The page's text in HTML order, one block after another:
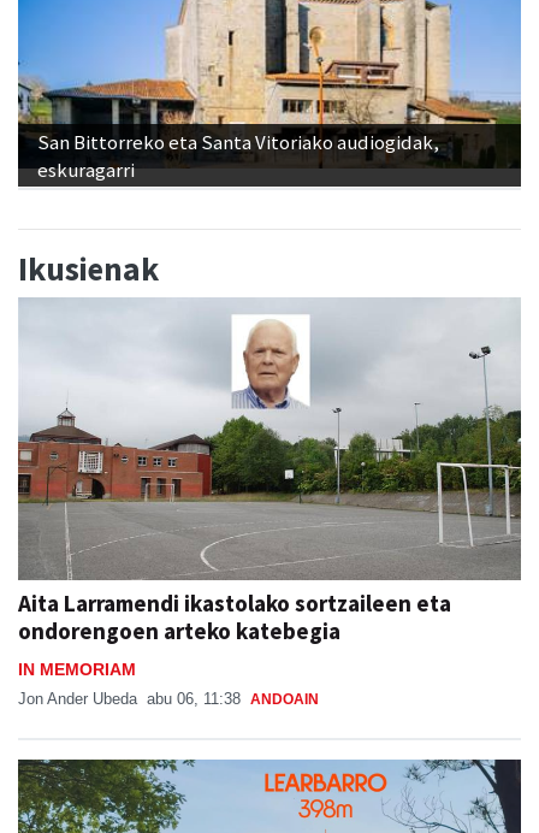
San Bittorreko eta Santa Vitoriako audiogidak,
eskuragarri
ondorengoen arteko katebegia